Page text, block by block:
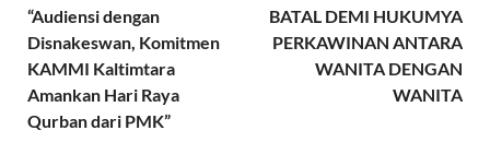
“Audiensi dengan
Disnakeswan, Komitmen
KAMMI Kaltimtara
Amankan Hari Raya
Qurban dari PMK”
BATAL DEMI HUKUMYA
PERKAWINAN ANTARA
WANITA DENGAN
WANITA